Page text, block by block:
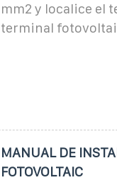
mm2 y localice el
terminal
MANUAL DE
FOTOVOLTAIC